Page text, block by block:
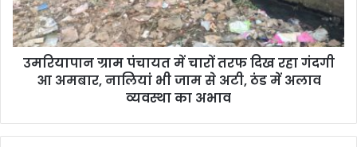
उमरियापान ग्राम पंचायत में चारों तरफ दिख रहा गंदगी
आ अमबार, नालियां भी जाम से अटी, ठंड में अलाव
व्यवस्था का अभाव